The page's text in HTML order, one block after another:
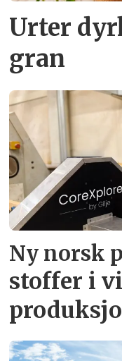
Urter
gran
Ny norsk
stoffer i